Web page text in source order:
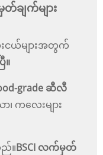
ျက်များ
ငယ်များအတွက်
။
grade ဆီလီ
၊ ကလေးများ
။BSCI လက်မှတ်